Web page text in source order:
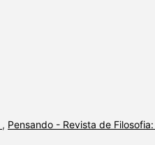
, Pensando - Revista de